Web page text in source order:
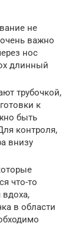
не
важно
нос
длинный
трубочкой,
к
быть
контроля,
внизу
что-то
вдоха,
в области